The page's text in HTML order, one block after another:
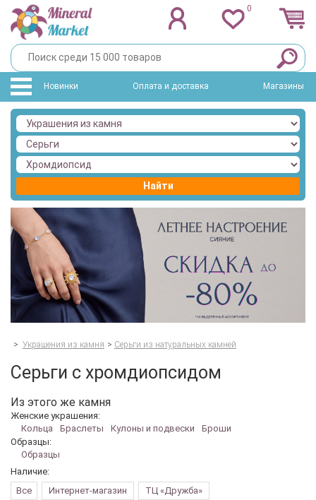
0
Новинки Оплата и доставка Магазины
Найти
> Украшения из камня > Серьги из натуральных камней
Серьги с хромдиопсидом
Из этого же камня
Женские украшения:
Кольца
Браслеты Кулоны и подвески
Броши
Образцы:
Образцы
Наличие:
Все
Интернет-магазин ТЦ «Дружба»